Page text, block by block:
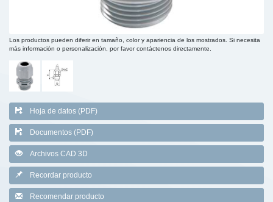
Los productos pueden diferir en tamaño, color y apariencia de los mostrados. Si necesita
más información o personalización, por favor contáctenos directamente.
Hoja de datos (PDF)
Documentos (PDF)
Archivos CAD 3D
Recordar producto
Recomendar producto